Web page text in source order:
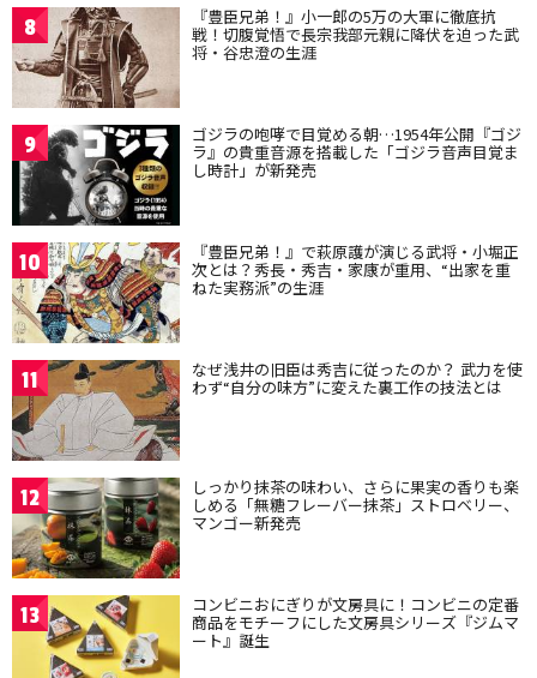
8 『豊臣兄弟！』小一郎の5万の大軍に徹底抗
戦！切腹覚悟で長宗我部元親に降伏を迫った武
将・谷忠澄の生涯
9 ゴジラの咆哮で目覚める朝…1954年公開『ゴジ
ラ』の貴重音源を搭載した「ゴジラ音声目覚ま
し時計」が新発売
10 『豊臣兄弟！』で萩原護が演じる武将・小堀正
次とは？秀長・秀吉・家康が重用、“出家を重
ねた実務派”の生涯
11 なぜ浅井の旧臣は秀吉に従ったのか？ 武力を使
わず“自分の味方”に変えた裏工作の技法とは
12 しっかり抹茶の味わい、さらに果実の香りも楽
しめる「無糖フレーバー抹茶」ストロベリー、
マンゴー新発売
13 コンビニおにぎりが文房具に！コンビニの定番
商品をモチーフにした文房具シリーズ『ジムマ
ート』誕生